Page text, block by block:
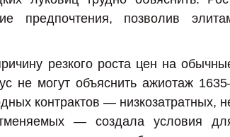
предпочтения, позволив
резкого роста цен на
не могут объяснить ажиотаж
контрактов — низкозатратных,
— создала условия